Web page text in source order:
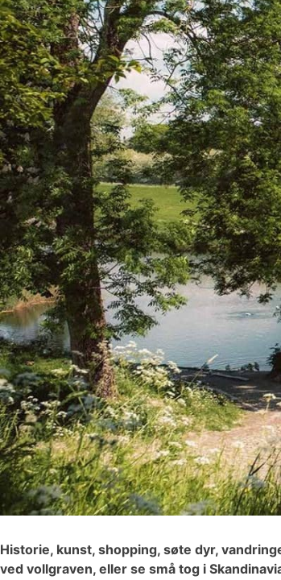
Historie, kunst, shopping, søte dyr,
ved vollgraven, eller se små tog i